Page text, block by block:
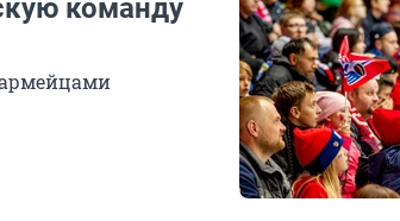
команду
армейцами